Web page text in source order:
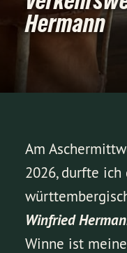
Hermann
Am
2026, durfte ich
Winfried
Winne ist